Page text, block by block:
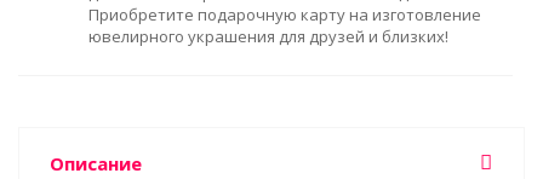
Приобретите подарочную карту на изготовление
ювелирного украшения для друзей и близких!
Описание